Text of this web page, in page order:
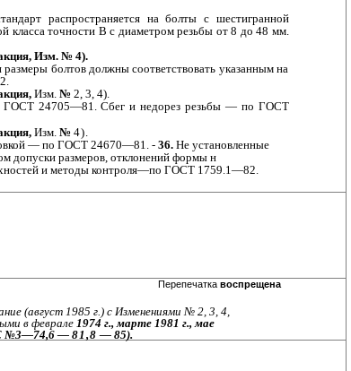
распространяется на болты с шести­гранной
класса точности В с диаметром резьбы от 8 до 48 мм.
Изм. № 4).
болтов должны соответствовать ука­занным на
Изм.№2, 3, 4).
24705—81. Сбег и недорез резьбы — по ГОСТ
Изм.№4).
— по ГОСТ 24670—81. -36.Не установленные
допуски размеров, отклонений формы н
и методы конт­роля—по ГОСТ 1759.1—82.
Перепечаткавоспрещена
(август 1985 г.) с Изменениями № 2, 3, 4,
в феврале 1974 г., марте 1981 г., мае
№3—74,6 —81,8 — 85).